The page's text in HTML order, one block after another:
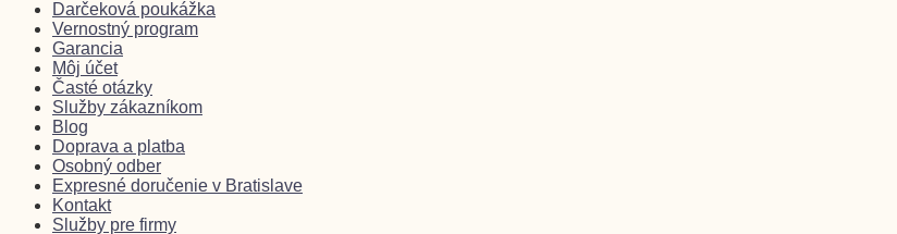
Darčeková poukážka
Vernostný program
Garancia
Môj účet
Časté otázky
Služby zákazníkom
Blog
Doprava a platba
Osobný odber
Expresné doručenie v Bratislave
Kontakt
Služby pre firmy